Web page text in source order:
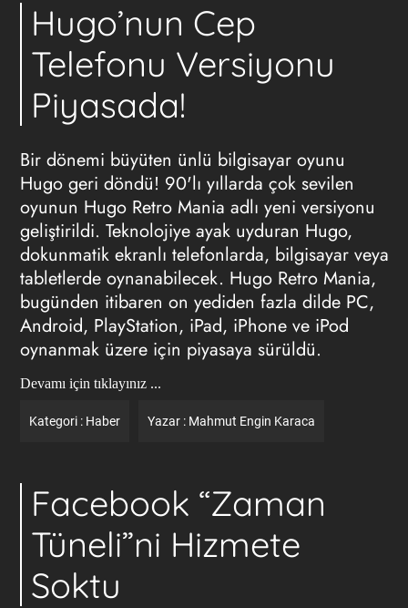
Hugo’nun Cep
Telefonu Versiyonu
Piyasada!
Bir dönemi büyüten ünlü bilgisayar oyunu
Hugo geri döndü! 90'lı yıllarda çok sevilen
oyunun Hugo Retro Mania adlı yeni versiyonu
geliştirildi. Teknolojiye ayak uyduran Hugo,
dokunmatik ekranlı telefonlarda, bilgisayar veya
tabletlerde oynanabilecek. Hugo Retro Mania,
bugünden itibaren on yediden fazla dilde PC,
Android, PlayStation, iPad, iPhone ve iPod
oynanmak üzere için piyasaya sürüldü.
Devamı için tıklayınız ...
Kategori : Haber Yazar : Mahmut Engin Karaca
Facebook “Zaman
Tüneli”ni Hizmete
Soktu